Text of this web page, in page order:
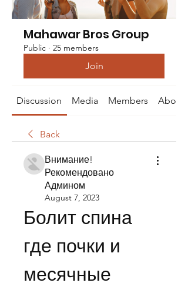
Mahawar Bros Group
Public · 25 members
Join
Discussion Media Members About
Back
Внимание!
Рекомендовано
Админом
August 7, 2023
Болит спина
где почки и
месячные